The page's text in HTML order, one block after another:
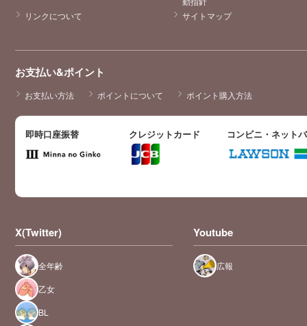
リンクについて
サイトマップ
お支払い&ポイント
お支払い方法 ポイントについて ポイント購入方法
即時口座振替 クレジットカード コンビニ・ネット
X(Twitter)
全年齢
乙女
BL
Youtube
広報